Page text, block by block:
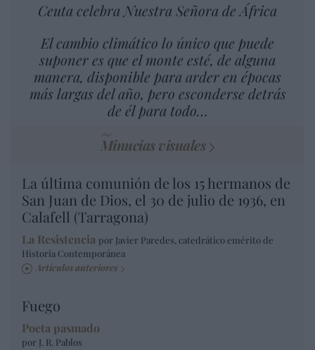
Ceuta celebra Nuestra Señora de África
El cambio climático lo único que puede
suponer es que el monte esté, de alguna
manera, disponible para arder en épocas
más largas del año, pero esconderse detrás
de él para todo…
Minucias visuales
La última comunión de los 15 hermanos de
San Juan de Dios, el 30 de julio de 1936, en
Calafell (Tarragona)
La Resistencia por Javier Paredes, catedrático emérito de
Historia Contemporánea
Artículos anteriores
Fuego
Poeta pasmado
por J. R. Pablos